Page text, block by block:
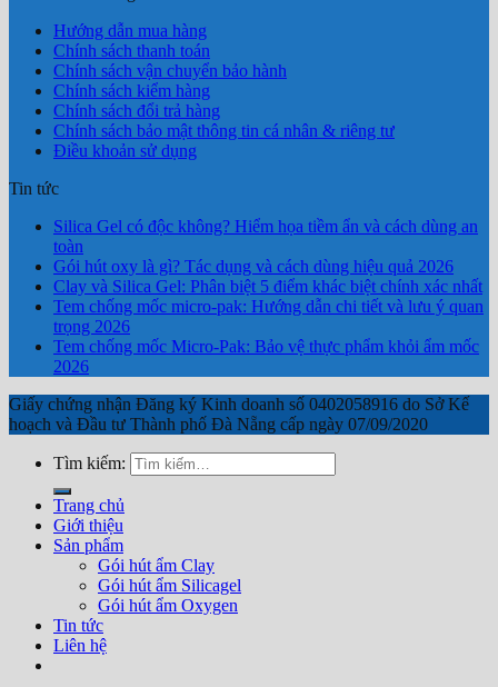
Hướng dẫn mua hàng
Chính sách thanh toán
Chính sách vận chuyển bảo hành
Chính sách kiểm hàng
Chính sách đổi trả hàng
Chính sách bảo mật thông tin cá nhân & riêng tư
Điều khoản sử dụng
Tin tức
Silica Gel có độc không? Hiểm họa tiềm ẩn và cách dùng an
toàn
Gói hút oxy là gì? Tác dụng và cách dùng hiệu quả 2026
Clay và Silica Gel: Phân biệt 5 điểm khác biệt chính xác nhất
Tem chống mốc micro-pak: Hướng dẫn chi tiết và lưu ý quan
trọng 2026
Tem chống mốc Micro-Pak: Bảo vệ thực phẩm khỏi ẩm mốc
2026
Giấy chứng nhận Đăng ký Kinh doanh số 0402058916 do Sở Kế
hoạch và Đầu tư Thành phố Đà Nẵng cấp ngày 07/09/2020
Tìm kiếm:
Trang chủ
Giới thiệu
Sản phẩm
Gói hút ẩm Clay
Gói hút ẩm Silicagel
Gói hút ẩm Oxygen
Tin tức
Liên hệ